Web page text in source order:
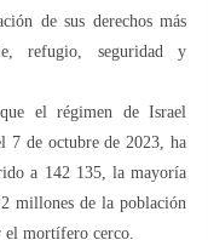
de sus derechos más
refugio, seguridad y
el régimen de Israel
7 de octubre de 2023, ha
a 142 135, la mayoría
millones de la población
el mortífero cerco.